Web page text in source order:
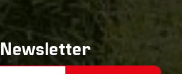
Newsletter